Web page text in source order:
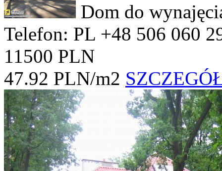
Dom do
Telefon: PL +48 506 060
11500 PLN
47.92 PLN/m2